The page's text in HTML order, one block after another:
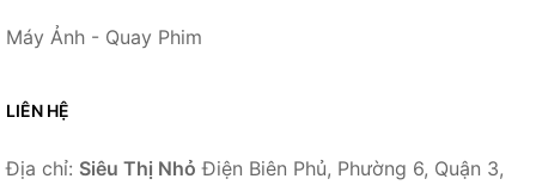
Máy Ảnh - Quay Phim
LIÊN HỆ
Địa chỉ: Siêu Thị Nhỏ Điện Biên Phủ, Phường 6, Quận 3,